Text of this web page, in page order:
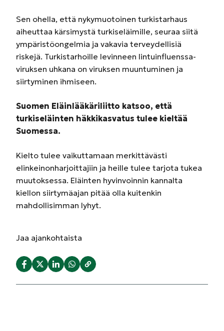
Sen ohella, että nykymuotoinen turkistarhaus
aiheuttaa kärsimystä turkiseläimille, seuraa siitä
ympäristöongelmia ja vakavia terveydellisiä
riskejä. Turkistarhoille levinneen lintuinfluenssa-
viruksen uhkana on viruksen muuntuminen ja
siirtyminen ihmiseen.
Suomen Eläinlääkäriliitto katsoo, että
turkiseläinten häkkikasvatus tulee kieltää
Suomessa.
Kielto tulee vaikuttamaan merkittävästi
elinkeinonharjoittajiin ja heille tulee tarjota tukea
muutoksessa. Eläinten hyvinvoinnin kannalta
kiellon siirtymäajan pitää olla kuitenkin
mahdollisimman lyhyt.
Jaa ajankohtaista